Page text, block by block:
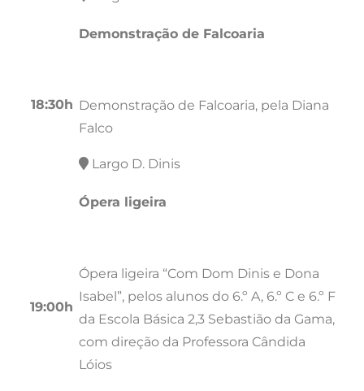
18:30h
Demonstração de Falcoaria
Demonstração de Falcoaria, pela Diana
Falco
Largo D. Dinis
19:00h
Ópera ligeira
Ópera ligeira “Com Dom Dinis e Dona
Isabel”, pelos alunos do 6.º A, 6.º C e 6.º F
da Escola Básica 2,3 Sebastião da Gama,
com direção da Professora Cândida
Lóios